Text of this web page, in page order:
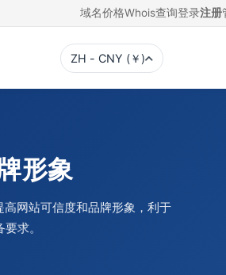
域名价格Whois查询登录注册
ZH - CNY (￥)
形象
网站可信度和品牌形象，利于
求。